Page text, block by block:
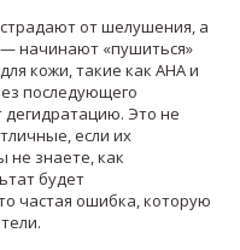
от шелушения, а
начинают «пушиться»
кожи,такие как AHA и
последующего
дегидратацию. Это не
если их
не знаете, как
будет
частая ошибка, которую